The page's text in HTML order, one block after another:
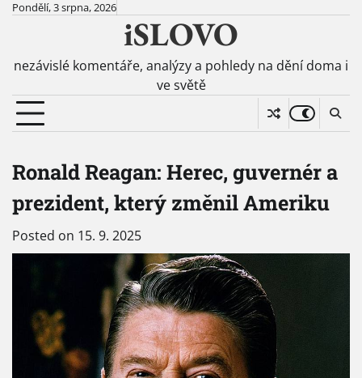
SkipPondělí, 3 srpna, 2026
iSLOVO
nezávislé komentáře, analýzy a pohledy na dění doma i
ve světě
Ronald Reagan: Herec, guvernér a
prezident, který změnil Ameriku
Posted on 15. 9. 2025